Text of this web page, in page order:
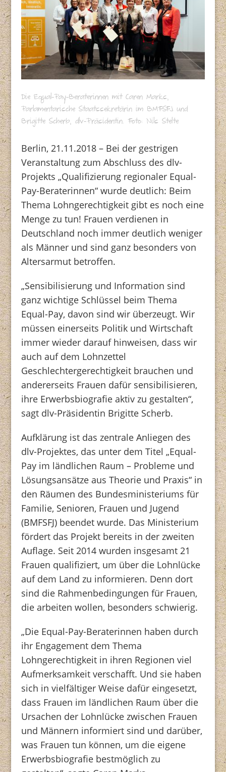
Die Equal-Pay-Beraterinnen mit Caren Marks,
Parlamentarische Staatssekretärin im BMFSFJ und
Brigitte Scherb, dlv-Präsidentin. Foto: Nils Stelte
Berlin, 21.11.2018 – Bei der gestrigen
Veranstaltung zum Abschluss des dlv-
Projekts „Qualifizierung regionaler Equal-
Pay-Beraterinnen“ wurde deutlich: Beim
Thema Lohngerechtigkeit gibt es noch eine
Menge zu tun! Frauen verdienen in
Deutschland noch immer deutlich weniger
als Männer und sind ganz besonders von
Altersarmut betroffen.
„Sensibilisierung und Information sind
ganz wichtige Schlüssel beim Thema
Equal-Pay, davon sind wir überzeugt. Wir
müssen einerseits Politik und Wirtschaft
immer wieder darauf hinweisen, dass wir
auch auf dem Lohnzettel
Geschlechtergerechtigkeit brauchen und
andererseits Frauen dafür sensibilisieren,
ihre Erwerbsbiografie aktiv zu gestalten“,
sagt dlv-Präsidentin Brigitte Scherb.
Aufklärung ist das zentrale Anliegen des
dlv-Projektes, das unter dem Titel „Equal-
Pay im ländlichen Raum – Probleme und
Lösungsansätze aus Theorie und Praxis“ in
den Räumen des Bundesministeriums für
Familie, Senioren, Frauen und Jugend
(BMFSFJ) beendet wurde. Das Ministerium
fördert das Projekt bereits in der zweiten
Auflage. Seit 2014 wurden insgesamt 21
Frauen qualifiziert, um über die Lohnlücke
auf dem Land zu informieren. Denn dort
sind die Rahmenbedingungen für Frauen,
die arbeiten wollen, besonders schwierig.
„Die Equal-Pay-Beraterinnen haben durch
ihr Engagement dem Thema
Lohngerechtigkeit in ihren Regionen viel
Aufmerksamkeit verschafft. Und sie haben
sich in vielfältiger Weise dafür eingesetzt,
dass Frauen im ländlichen Raum über die
Ursachen der Lohnlücke zwischen Frauen
und Männern informiert sind und darüber,
was Frauen tun können, um die eigene
Erwerbsbiografie bestmöglich zu